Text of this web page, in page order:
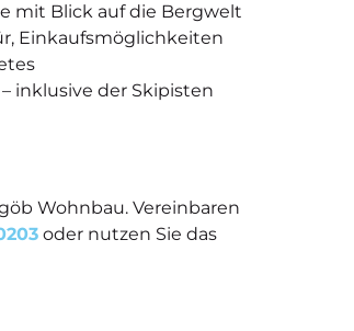
mit Blick auf die Bergwelt
Einkaufsmöglichkeiten
inklusive der Skipisten
Wohnbau. Vereinbaren
oder nutzen Sie das